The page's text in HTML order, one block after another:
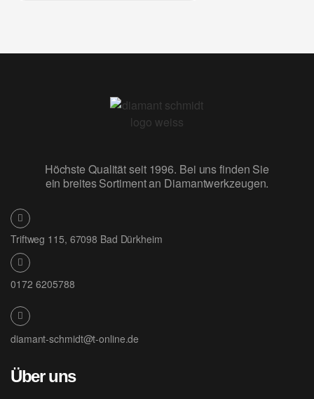
Höchste Qualität seit 1996. Bei uns finden Sie
ein breites Sortiment an Diamantwerkzeugen.
Triftweg 115, 67098 Bad Dürkheim
0172 6205788
diamant-schmidt@t-online.de
Über uns